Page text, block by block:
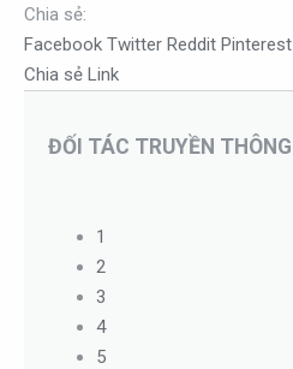
Chia sẻ:
Facebook Twitter Reddit Pinterest
Chia sẻ Link
ĐỐI TÁC TRUYỀN THÔNG
1
2
3
4
5